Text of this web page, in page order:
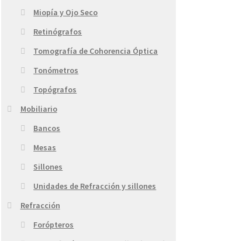
Miopía y Ojo Seco
Retinógrafos
Tomografía de Cohorencia Óptica
Tonómetros
Topógrafos
Mobiliario
Bancos
Mesas
Sillones
Unidades de Refracción y sillones
Refracción
Forópteros